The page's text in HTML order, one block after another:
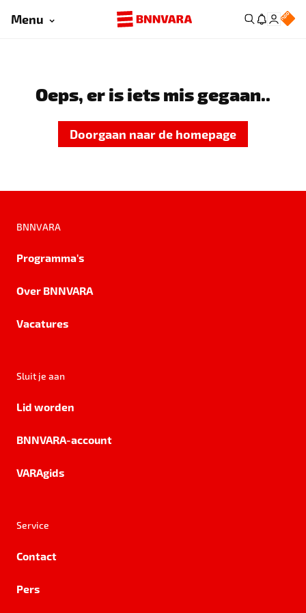
Menu
Oeps, er is iets mis gegaan..
Doorgaan naar de homepage
BNNVARA
Programma's
Over BNNVARA
Vacatures
Sluit je aan
Lid worden
BNNVARA-account
VARAgids
Service
Contact
Pers